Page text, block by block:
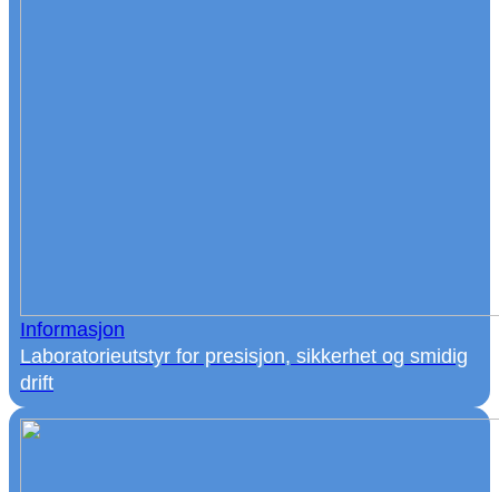
Informasjon
Laboratorieutstyr for presisjon, sikkerhet og smidig
drift